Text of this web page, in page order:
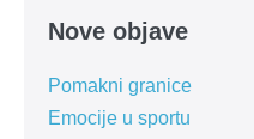
Nove objave
Pomakni granice
Emocije u sportu